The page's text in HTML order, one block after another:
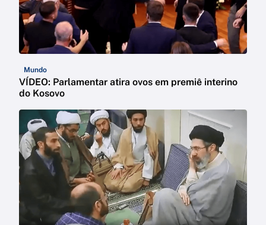
Mundo
VÍDEO: Parlamentar atira ovos em premiê interino
do Kosovo